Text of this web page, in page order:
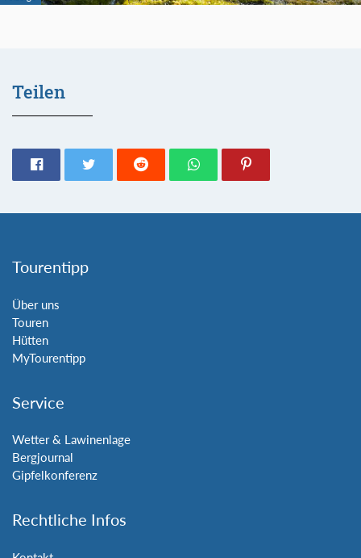
Teilen
Tourentipp
Über uns
Touren
Hütten
MyTourentipp
Service
Wetter & Lawinenlage
Bergjournal
Gipfelkonferenz
Rechtliche Infos